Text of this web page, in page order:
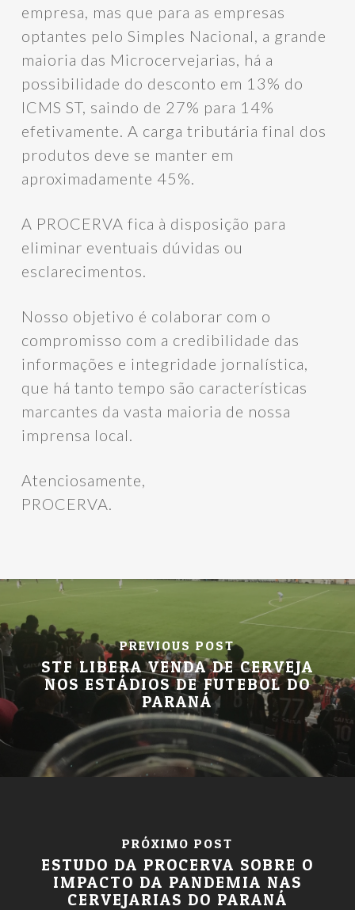
empresa, mas que para as empresas
optantes pelo Simples Nacional, a grande
maioria das Microcervejarias, há a
possibilidade do desconto em 13% do
ICMS ST, saindo de 27% para 14%
efetivamente. A carga tributária final dos
produtos deve se manter em
aproximadamente 45%.
A PROCERVA fica à disposição para
eliminar eventuais dúvidas ou
esclarecimentos.
Nosso objetivo é colaborar com o
compromisso com a credibilidade das
informações e integridade jornalística,
que há tanto tempo são características
marcantes da vasta maioria de nossa
imprensa local.
Atenciosamente,
PROCERVA.
PREVIOUS POST
STF LIBERA VENDA DE CERVEJA
NOS ESTÁDIOS DE FUTEBOL DO
PARANÁ
PRÓXIMO POST
ESTUDO DA PROCERVA SOBRE O
IMPACTO DA PANDEMIA NAS
CERVEJARIAS DO PARANÁ